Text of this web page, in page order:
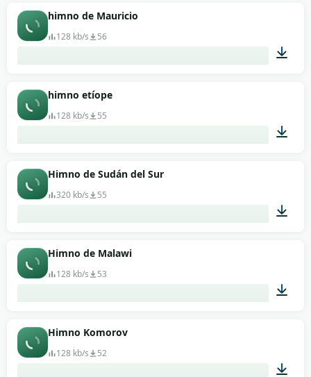
himno de Mauricio
128 kb/s 56
himno etíope
128 kb/s 55
Himno de Sudán del Sur
320 kb/s 55
Himno de Malawi
128 kb/s 53
Himno Komorov
128 kb/s 52